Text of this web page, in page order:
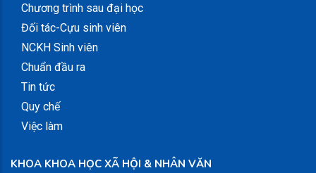
Chương trình sau đại học
Đối tác-Cựu sinh viên
NCKH Sinh viên
Chuẩn đầu ra
Tin tức
Quy chế
Việc làm
KHOA KHOA HỌC XÃ HỘI & NHÂN VĂN